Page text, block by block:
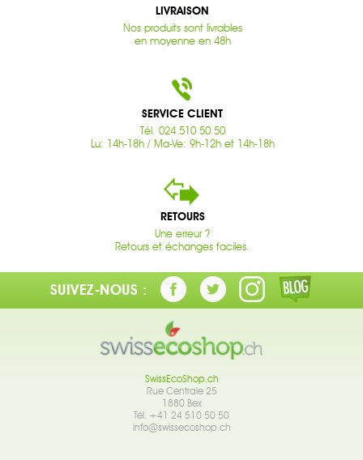
LIVRAISON
Nos produits sont livrables
en moyenne en 48h
SERVICE CLIENT
Tél. 024 510 50 50
Lu: 14h-18h / Ma-Ve: 9h-12h et 14h-18h
RETOURS
Une erreur ?
Retours et échanges faciles.
SUIVEZ-NOUS :
SwissEcoShop.ch
Rue Centrale 25
1880 Bex
Tél. +41 24 510 50 50
info@swissecoshop.ch